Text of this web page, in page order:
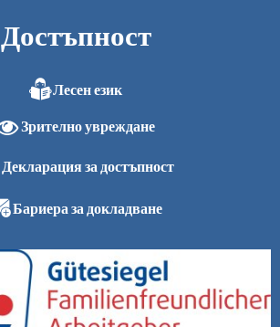
Достъпност
Лесен език
Зрително увреждане
Декларация за достъпност
Бариера за докладване